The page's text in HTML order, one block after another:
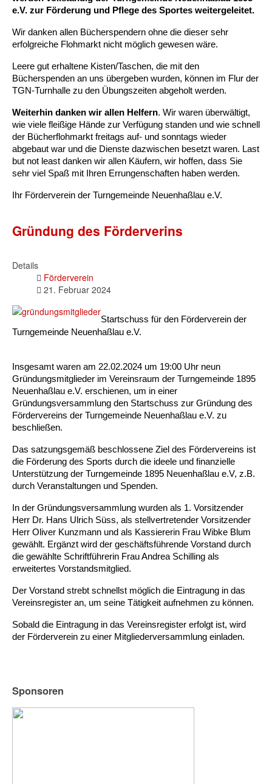
e.V. zur Förderung und Pflege des Sportes weitergeleitet.
Wir danken allen Bücherspendern ohne die dieser sehr
erfolgreiche Flohmarkt nicht möglich gewesen wäre.
Leere gut erhaltene Kisten/Taschen, die mit den
Bücherspenden an uns übergeben wurden, können im Flur der
TGN-Turnhalle zu den Übungszeiten abgeholt werden.
Weiterhin danken wir allen Helfern. Wir waren überwältigt,
wie viele fleißige Hände zur Verfügung standen und wie schnell
der Bücherflohmarkt freitags auf- und sonntags wieder
abgebaut war und die Dienste dazwischen besetzt waren. Last
but not least danken wir allen Käufern, wir hoffen, dass Sie
sehr viel Spaß mit Ihren Errungenschaften haben werden.
Ihr Förderverein der Turngemeinde Neuenhaßlau e.V.
Gründung des Förderverins
Details
Förderverein
21. Februar 2024
Startschuss für den Förderverein der
Turngemeinde Neuenhaßlau e.V.
Insgesamt waren am 22.02.2024 um 19:00 Uhr neun
Gründungsmitglieder im Vereinsraum der Turngemeinde 1895
Neuenhaßlau e.V. erschienen, um in einer
Gründungsversammlung den Startschuss zur Gründung des
Fördervereins der Turngemeinde Neuenhaßlau e.V. zu
beschließen.
Das satzungsgemäß beschlossene Ziel des Fördervereins ist
die Förderung des Sports durch die ideele und finanzielle
Unterstützung der Turngemeinde 1895 Neuenhaßlau e.V, z.B.
durch Veranstaltungen und Spenden.
In der Gründungsversammlung wurden als 1. Vorsitzender
Herr Dr. Hans Ulrich Süss, als stellvertretender Vorsitzender
Herr Oliver Kunzmann und als Kassiererin Frau Wibke Blum
gewählt. Ergänzt wird der geschäftsführende Vorstand durch
die gewählte Schriftführerin Frau Andrea Schilling als
erweitertes Vorstandsmitglied.
Der Vorstand strebt schnellst möglich die Eintragung in das
Vereinsregister an, um seine Tätigkeit aufnehmen zu können.
Sobald die Eintragung in das Vereinsregister erfolgt ist, wird
der Förderverein zu einer Mitgliederversammlung einladen.
Sponsoren